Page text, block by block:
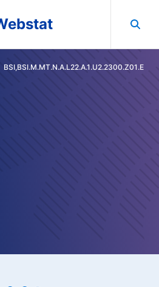
BSI,BSI.M.MT.N.A.L22.A.1.U2.2300.Z01.E